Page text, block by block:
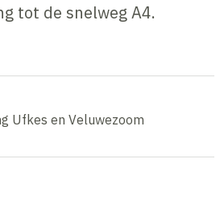
tot de snelweg A4.
Ufkes en Veluwezoom